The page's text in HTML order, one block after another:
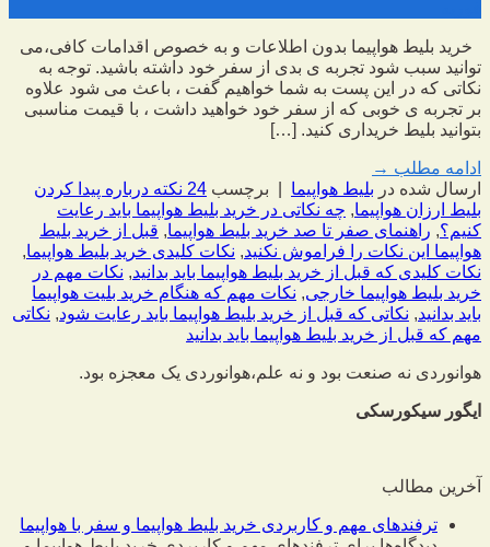
خرید بلیط هواپیما بدون اطلاعات و به خصوص اقدامات کافی،می
توانید سبب شود تجربه ی بدی از سفر خود داشته باشید. توجه به
نکاتی که در این پست به شما خواهیم گفت ، باعث می شود علاوه
بر تجربه ی خوبی که از سفر خود خواهید داشت ، با قیمت مناسبی
بتوانید بلیط خریداری کنید. […]
ادامه مطلب →
ارسال شده در بلیط هواپیما برچسب
24 نکته درباره پیدا کردن
بلیط ارزان هواپیما, چه نکاتی در خرید بلیط هواپیما باید رعایت
کنیم؟, راهنمای صفر تا صد خرید بلیط هواپیما, قبل از خرید بلیط
هواپیما این نکات را فراموش نکنید, نکات کلیدی خرید بلیط هواپیما,
نکات کلیدی که قبل از خرید بلیط هواپیما باید بدانید, نکات مهم در
خرید بلیط هواپیما خارجی, نکات مهم که هنگام خرید بلیت هواپیما
باید بدانید, نکاتی که قبل از خرید بلیط هواپیما باید رعایت شود, نکاتی
مهم که قبل از خرید بلیط هواپیما باید بدانید
هوانوردی نه صنعت بود و نه علم،هوانوردی یک معجزه بود.
ایگور سیکورسکی
آخرین مطالب
ترفندهای مهم و کاربردی خرید بلیط هواپیما و سفر با هواپیما